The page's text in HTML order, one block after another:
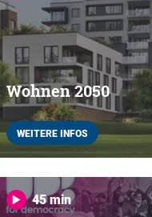
Wohnen 2050
WEITERE INFOS
45 min